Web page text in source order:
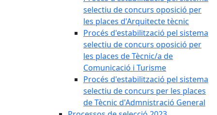
selectiu de concurs oposició per
les places d'Arquitecte tècnic
Procés d'estabilització pel sistema
selectiu de concurs oposició per
les places de Tècnic/a de
Comunicació i Turisme
Procés d'estabilització pel sistema
selectiu de concurs per les places
de Tècnic d'Admnistració General